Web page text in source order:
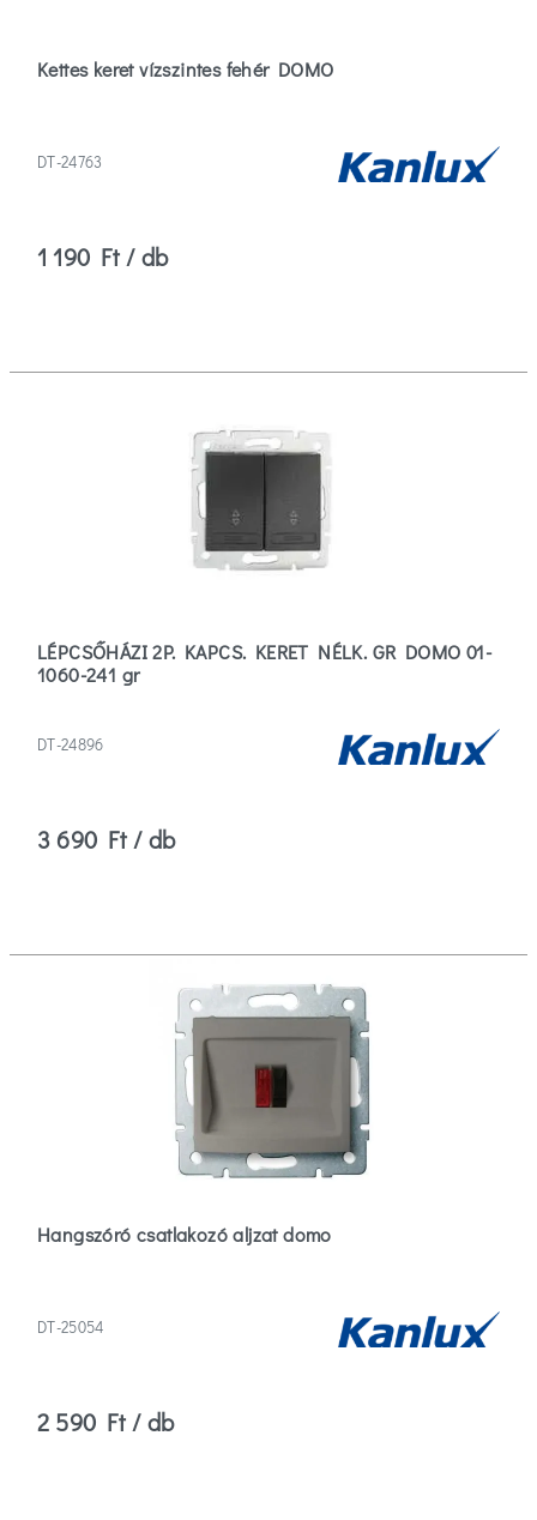
Kettes keret vízszintes fehér DOMO
DT-24763
1 190 Ft / db
LÉPCSŐHÁZI 2P. KAPCS. KERET NÉLK. GR DOMO 01-
1060-241 gr
DT-24896
3 690 Ft / db
Hangszóró csatlakozó aljzat domo
DT-25054
2 590 Ft / db